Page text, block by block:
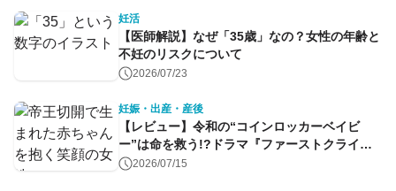
妊活
【医師解説】なぜ「35歳」なの？女性の年齢と
不妊のリスクについて
2026/07/23
妊娠・出産・産後
【レビュー】令和の“コインロッカーベイビ
ー”は命を救う!?ドラマ『ファーストクライ』
第1話2026/07/15